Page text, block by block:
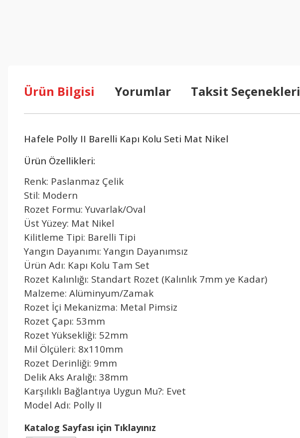
Ürün Bilgisi Yorumlar Taksit Seçenekleri
Hafele Polly II Barelli Kapı Kolu Seti Mat Nikel
Ürün Özellikleri:
Renk: Paslanmaz Çelik
Stil: Modern
Rozet Formu: Yuvarlak/Oval
Üst Yüzey: Mat Nikel
Kilitleme Tipi: Barelli Tipi
Yangın Dayanımı: Yangın Dayanımsız
Ürün Adı: Kapı Kolu Tam Set
Rozet Kalınlığı: Standart Rozet (Kalınlık 7mm ye Kadar)
Malzeme: Alüminyum/Zamak
Rozet İçi Mekanizma: Metal Pimsiz
Rozet Çapı: 53mm
Rozet Yüksekliği: 52mm
Mil Ölçüleri: 8x110mm
Rozet Derinliği: 9mm
Delik Aks Aralığı: 38mm
Karşılıklı Bağlantıya Uygun Mu?: Evet
Model Adı: Polly II
Katalog Sayfası için Tıklayınız